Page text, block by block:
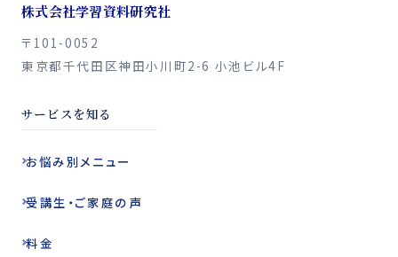
株式会社学習資料研究社
〒101-0052
東京都千代田区神田小川町2-6 小池ビル4F
サービスを知る
お悩み別メニュー
受講生・ご家庭の声
料金